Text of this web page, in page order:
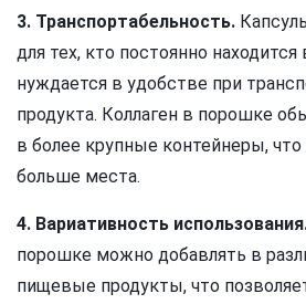
3. Транспортабельность.
для тех, кто постоянно
нуждается в удобстве при
продукта. Коллаген в порошке
в более крупные контейнеры,
больше места.
4. Вариативность
порошке можно добавлять в
пищевые продукты, что